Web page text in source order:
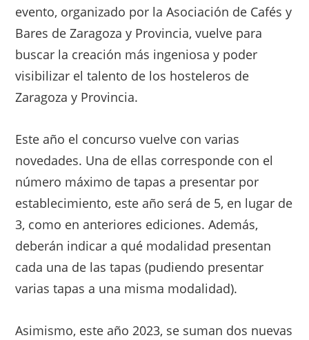
evento, organizado por la Asociación de Cafés y
Bares de Zaragoza y Provincia, vuelve para
buscar la creación más ingeniosa y poder
visibilizar el talento de los hosteleros de
Zaragoza y Provincia.
Este año el concurso vuelve con varias
novedades. Una de ellas corresponde con el
número máximo de tapas a presentar por
establecimiento, este año será de 5, en lugar de
3, como en anteriores ediciones. Además,
deberán indicar a qué modalidad presentan
cada una de las tapas (pudiendo presentar
varias tapas a una misma modalidad).
Asimismo, este año 2023, se suman dos nuevas